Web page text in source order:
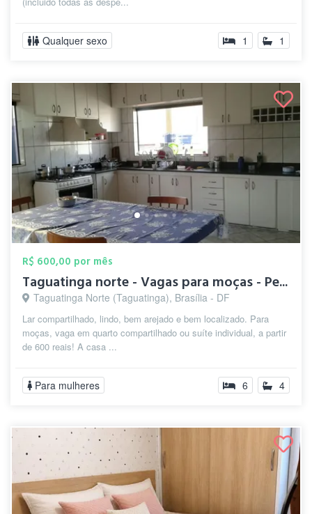
Qualquer sexo 1 1
R$ 600,00 por mês
Taguatinga norte - Vagas para moças - Pe...
Taguatinga Norte (Taguatinga), Brasília - DF
Lar compartilhado, lindo, bem arejado e bem localizado. Para
moças, vaga em quarto compartilhado ou suíte individual, a partir
de 600 reais! A casa ...
Para mulheres 6 4